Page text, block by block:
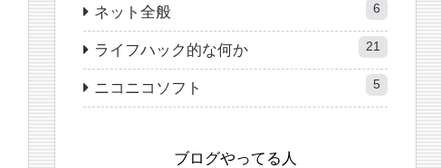
ネット全般 6
ライフハック的な何か 21
ニコニコソフト 5
ブログやってる人